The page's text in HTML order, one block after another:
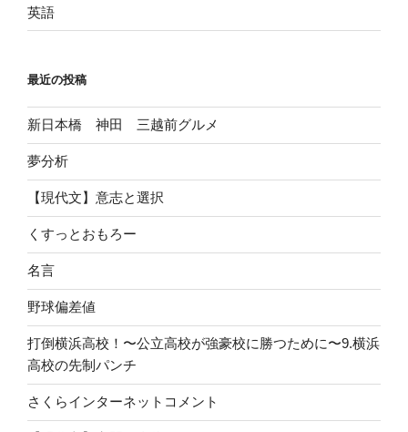
英語
最近の投稿
新日本橋 神田 三越前グルメ
夢分析
【現代文】意志と選択
くすっとおもろー
名言
野球偏差値
打倒横浜高校！〜公立高校が強豪校に勝つために〜9.横浜
高校の先制パンチ
さくらインターネットコメント